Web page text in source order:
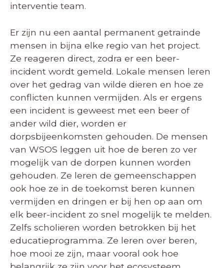
interventie team.
Er zijn nu een aantal permanent getrainde
mensen in bijna elke regio van het project.
Ze reageren direct, zodra er een beer-
incident wordt gemeld. Lokale mensen leren
over het gedrag van wilde dieren en hoe ze
conflicten kunnen vermijden. Als er ergens
een incident is geweest met een beer of
ander wild dier, worden er
dorpsbijeenkomsten gehouden. De mensen
van WSOS leggen uit hoe de beren zo ver
mogelijk van de dorpen kunnen worden
gehouden. Ze leren de gemeenschappen
ook hoe ze in de toekomst beren kunnen
vermijden en dringen er bij hen op aan om
elk beer-incident zo snel mogelijk te melden.
Zelfs scholieren worden betrokken bij het
educatieprogramma. Ze leren over beren,
hoe mooi ze zijn, maar vooral ook hoe